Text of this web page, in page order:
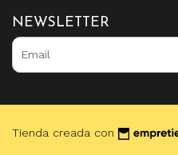
NEWSLETTER
Tienda creada con